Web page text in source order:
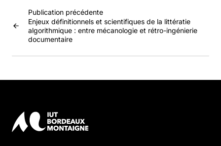
Publication précédente
Enjeux définitionnels et scientifiques de la littératie
algorithmique : entre mécanologie et rétro-ingénierie
documentaire